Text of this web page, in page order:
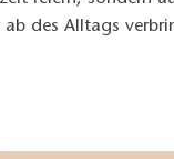
ab des Alltags